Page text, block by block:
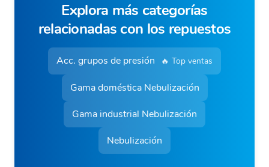
Explora más categorías
relacionadas con los repuestos
Acc. grupos de presión 🔥 Top ventas
Gama doméstica Nebulización
Gama industrial Nebulización
Nebulización